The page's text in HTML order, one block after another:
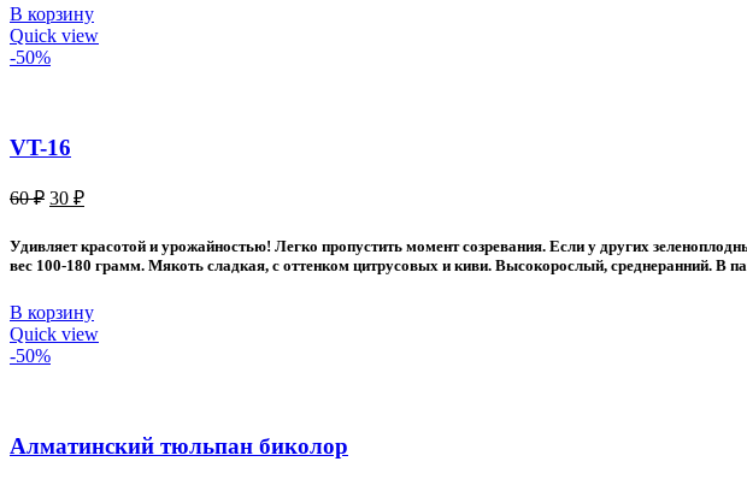
В корзину
Quick view
-50%
VT-16
60₽ Первоначальная
60 ₽.
30 ₽Текущая
30 ₽.
Удивляет красотой и урожайностью! Легко пропустить момент созревания. Если у других
вес 100-180 грамм. Мякоть сладкая, с оттенком цитрусовых и киви. Высокорослый, среднеранний. В
В корзину
Quick view
-50%
Алматинский тюльпан биколор